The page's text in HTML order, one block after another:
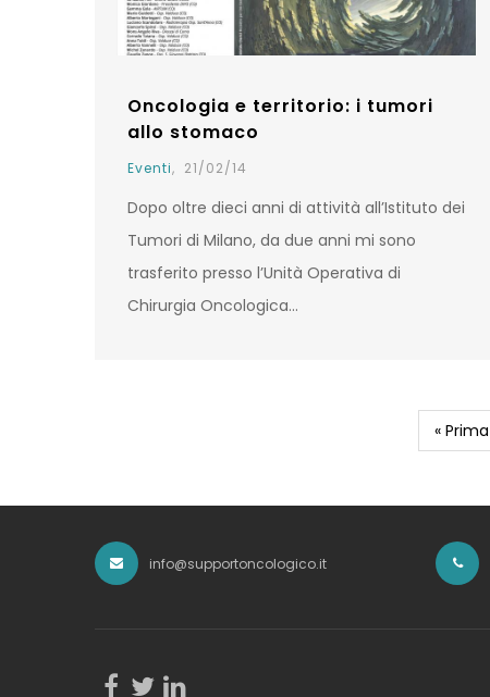
Oncologia e territorio: i tumori
allo stomaco
Eventi, 21/02/14
Dopo oltre dieci anni di attività all’Istituto dei
Tumori di Milano, da due anni mi sono
trasferito presso l’Unità Operativa di
Chirurgia Oncologica…
First
page
« Prima
info@supportoncologico.it